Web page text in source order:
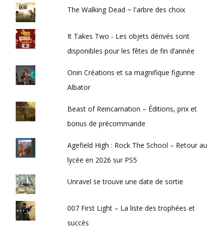
The Walking Dead ~ l'arbre des choix
It Takes Two - Les objets dérivés sont
disponibles pour les fêtes de fin d’année
Oniri Créations et sa magnifique figurine
Albator
Beast of Reincarnation – Éditions, prix et
bonus de précommande
Agefield High : Rock The School – Retour au
lycée en 2026 sur PS5
Unravel se trouve une date de sortie
007 First Light – La liste des trophées et
succès